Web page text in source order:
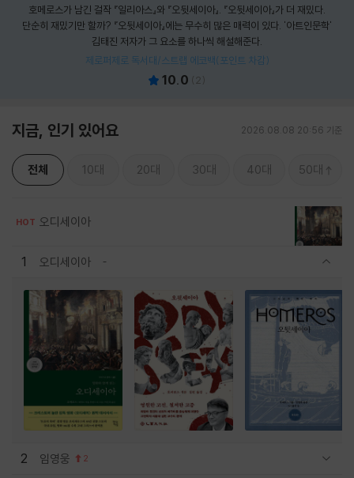
호메로스가 남긴 걸작 『일리아스』와 『오뒷세이아』. 『오뒷세이아』가 더 재밌다.
단순히 재밌기만 할까? 『오뒷세이아』에는 무수히 많은 매력이 있다. '아트인문학'
김태진 저자가 그 요소를 하나씩 해설해준다.
제로퍼제로 독서대/스트랩 에코백(포인트 차감)
10.0 ( 2)
지금, 인기 있어요 2026.08.08 20:56 기준
전체 10대 20대 30대 40대 50대
HOT 오디세이아
1 오디세이아
2 임영웅 2